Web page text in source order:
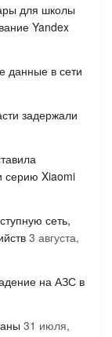
для школы
Yandex
данные в сети
задержали
серию Xiaomi
сеть,
3 августа,
на АЗС в
31 июля,